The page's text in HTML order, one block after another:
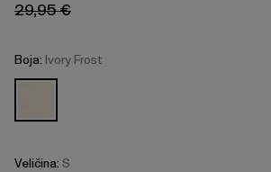
29,95 €
Boja: Ivory Frost
Veličina: S